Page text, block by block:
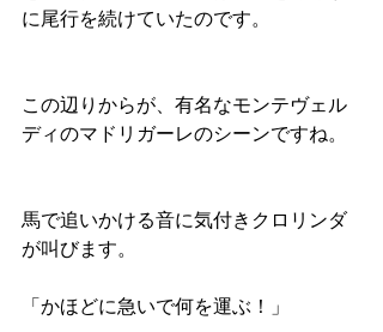
に尾行を続けていたのです。
この辺りからが、有名なモンテヴェル
ディのマドリガーレのシーンですね。
馬で追いかける音に気付きクロリンダ
が叫びます。
「かほどに急いで何を運ぶ！」